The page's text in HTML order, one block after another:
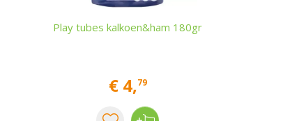
Play tubes kalkoen&ham 180gr
€ 4,79